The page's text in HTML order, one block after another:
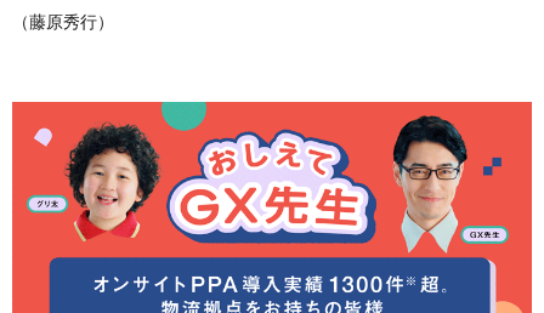
（藤原秀行）